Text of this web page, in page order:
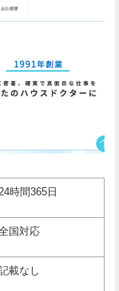
時間365日
国対応
載なし